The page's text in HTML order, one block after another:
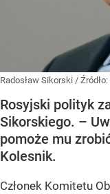
Radosław Sikorski / Źródło:
Rosyjski polityk
Sikorskiego. –
pomoże mu
Kolesnik.
Członek Komitetu